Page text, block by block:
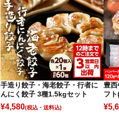
手造り餃子・海老餃子・行者に
んにく餃子 3種1.5kgセット
¥4,580(税込)
豊
フ
¥